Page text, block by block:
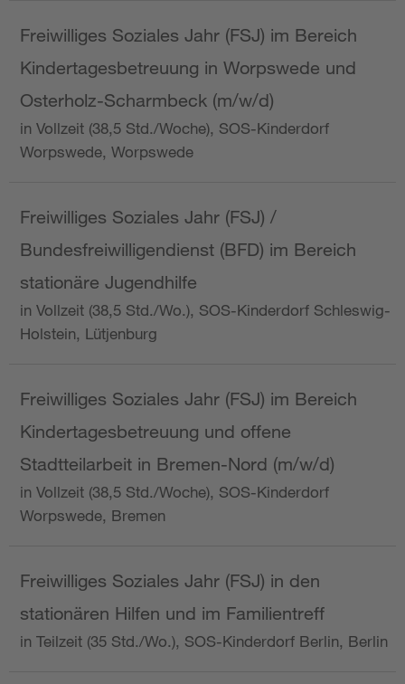
Freiwilliges Soziales Jahr (FSJ) im Bereich
Kindertagesbetreuung in Worpswede und
Osterholz-Scharmbeck (m/w/d)
in Vollzeit (38,5 Std./Woche), SOS-Kinderdorf
Worpswede, Worpswede
Freiwilliges Soziales Jahr (FSJ) /
Bundesfreiwilligendienst (BFD) im Bereich
stationäre Jugendhilfe
in Vollzeit (38,5 Std./Wo.), SOS-Kinderdorf Schleswig-
Holstein, Lütjenburg
Freiwilliges Soziales Jahr (FSJ) im Bereich
Kindertagesbetreuung und offene
Stadtteilarbeit in Bremen-Nord (m/w/d)
in Vollzeit (38,5 Std./Woche), SOS-Kinderdorf
Worpswede, Bremen
Freiwilliges Soziales Jahr (FSJ) in den
stationären Hilfen und im Familientreff
in Teilzeit (35 Std./Wo.), SOS-Kinderdorf Berlin, Berlin